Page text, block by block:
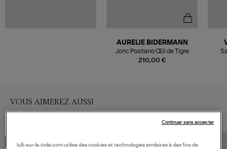
210,00 €
AURELIE BIDERMANN
Jonc Positano Œil de Tigre
VOUS AIMEREZ AUSSI
MADE IN EUROPE
lulli-sur-la-toile.com utilise des cookies et technologies similaires à des fins de
Continuer sans accepter